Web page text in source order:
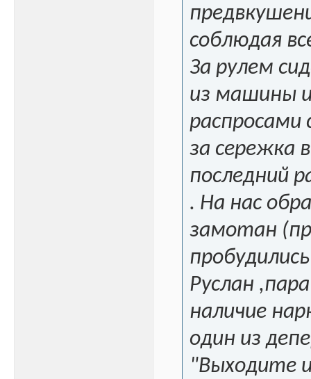
соблюдая
За рулем
из машины
распросами
за сережка
последний
. На нас
замотан
Руслан
наличие
один из
"Выходите